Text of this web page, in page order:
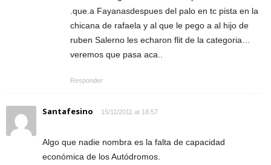
.que.a Fayanasdespues del palo en tc pista en la
chicana de rafaela y al que le pego a al hijo de
ruben Salerno les echaron flit de la categoria…
veremos que pasa aca..
Responder
Santafesino 15/11/2011 at 18:57
Algo que nadie nombra es la falta de capacidad
económica de los Autódromos.